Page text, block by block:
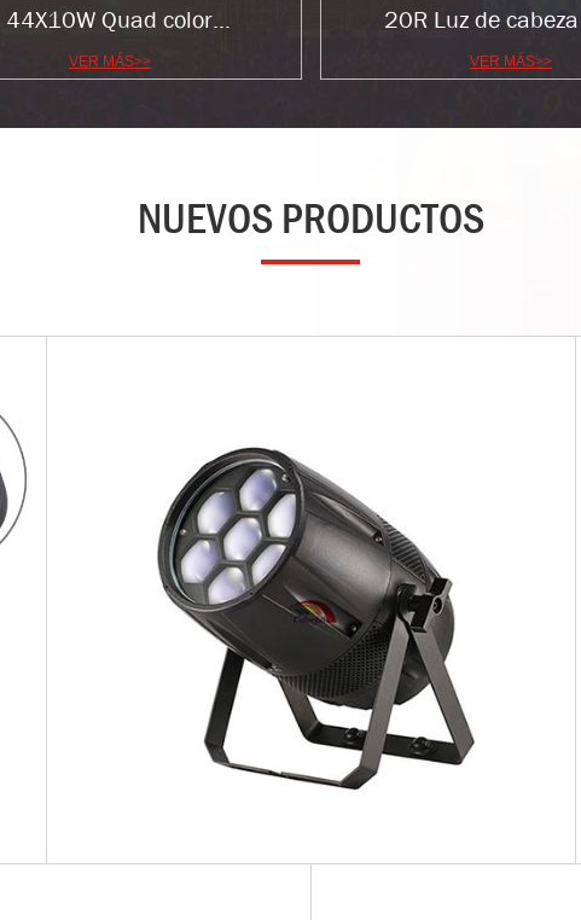
44X10W Quad color
RGBW LED Wall Washer
VER MÁS>>
20R Luz de
impermeable
VER MÁS>>
NUEVOS PRODUCTOS